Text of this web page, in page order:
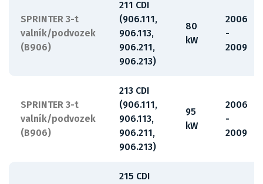
SPRINTER 3-t
valník/podvozek
(B906)
211 CDI
(906.111,
906.113,
906.211,
906.213)
80
kW
2006
-
2009
SPRINTER 3-t
valník/podvozek
(B906)
213 CDI
(906.111,
906.113,
906.211,
906.213)
95
kW
2006
-
2009
215 CDI